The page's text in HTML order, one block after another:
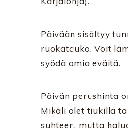
Päivään sisältyy
ruokatauko. Voit
syödä omia eväitä.
Päivän perushinta
Mikäli olet tiukilla
suhteen, mutta